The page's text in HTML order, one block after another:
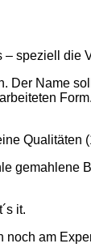
– speziell die
Der Name
gemahlene
it.
am